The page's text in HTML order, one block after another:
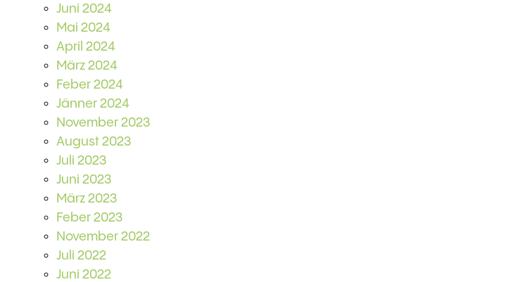
Juni 2024
Mai 2024
April 2024
März 2024
Feber 2024
Jänner 2024
November 2023
August 2023
Juli 2023
Juni 2023
März 2023
Feber 2023
November 2022
Juli 2022
Juni 2022